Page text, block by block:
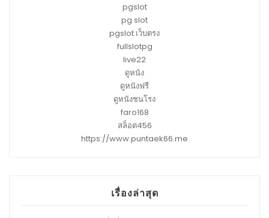
pgslot
pg slot
pgslot เว็บตรง
fullslotpg
live22
ดูหนัง
ดูหนังฟรี
ดูหนังชนโรง
faro168
สล็อต456
https://www.puntaek66.me
เรื่องล่าสุด